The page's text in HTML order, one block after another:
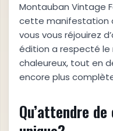
Montauban Vintage
cette manifestation
vous vous réjouirez
édition a respecté
chaleureux, tout en
encore plus
Qu’attendre